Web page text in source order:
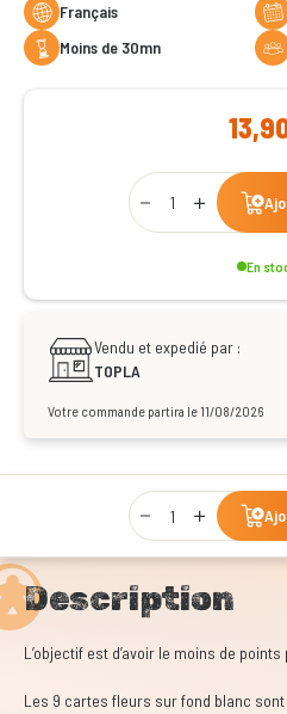
Français
moins de 30mn
Qty
En
Vendu et expedié par :
TOPLA
Votre commande partira le 11/08/2026
Qty
Description
L’objectif est d’avoir le moins de
Les 9 cartes fleurs sur fond blanc